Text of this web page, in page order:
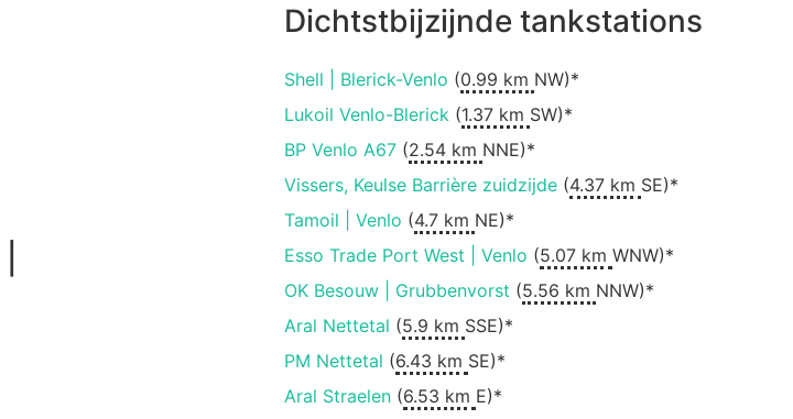
Dichtstbijzijnde tankstations
Shell | Blerick-Venlo (0.99 km NW)*
Lukoil Venlo-Blerick(1.37 km SW)*
BP Venlo A67(2.54 km NNE)*
Vissers, Keulse Barrière zuidzijde(4.37 km SE)*
Tamoil | Venlo (4.7 km NE)*
Esso Trade Port West | Venlo (5.07 km WNW)*
OK Besouw | Grubbenvorst (5.56 km NNW)*
Aral Nettetal (5.9 km SSE)*
PM Nettetal (6.43 km SE)*
Aral Straelen(6.53 km E)*